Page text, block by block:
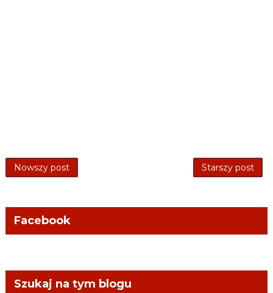
Nowszy post Starszy post
Facebook
Szukaj na tym blogu